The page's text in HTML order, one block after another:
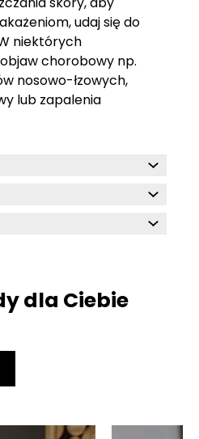
udaj się do
niektórych
chorobowy np.
nosowo-łzowych,
lub zapalenia
dla Ciebie